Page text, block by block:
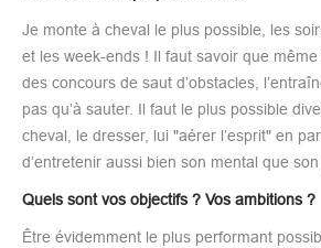
Je monte à cheval le plus possible, les
et les week-ends ! Il faut savoir que même
des concours de saut d’obstacles,
pas qu’à sauter. Il faut le plus possible
cheval, le dresser, lui "aérer l’esprit" en
d’entretenir aussi bien son mental que son
Quels sont vos objectifs ? Vos ambitions ?
Être évidemment le plus performant